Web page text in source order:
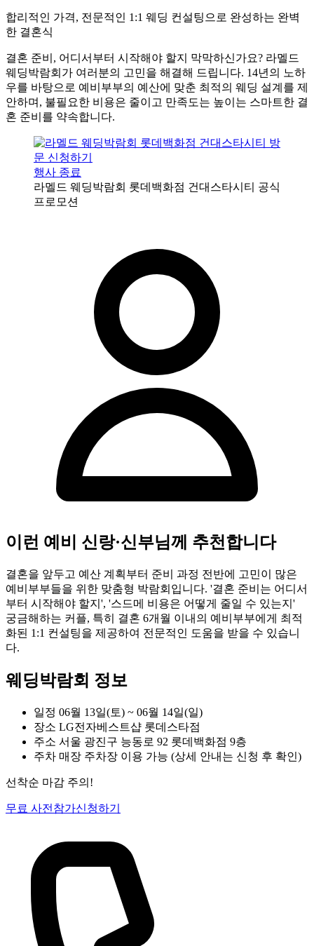
합리적인 가격, 전문적인 1:1 웨딩 컨설팅으로 완성하는 완벽
한 결혼식
결혼 준비, 어디서부터 시작해야 할지 막막하신가요? 라멜드
웨딩박람회가 여러분의 고민을 해결해 드립니다. 14년의 노하
우를 바탕으로 예비부부의 예산에 맞춘 최적의 웨딩 설계를 제
안하며, 불필요한 비용은 줄이고 만족도는 높이는 스마트한 결
혼 준비를 약속합니다.
행사 종료
라멜드 웨딩박람회 롯데백화점 건대스타시티 공식
프로모션
이런 예비 신랑·신부님께 추천합니다
결혼을 앞두고 예산 계획부터 준비 과정 전반에 고민이 많은
예비부부들을 위한 맞춤형 박람회입니다. '결혼 준비는 어디서
부터 시작해야 할지', '스드메 비용은 어떻게 줄일 수 있는지'
궁금해하는 커플, 특히 결혼 6개월 이내의 예비부부에게 최적
화된 1:1 컨설팅을 제공하여 전문적인 도움을 받을 수 있습니
다.
웨딩박람회 정보
일정 06월 13일(토) ~ 06월 14일(일)
장소 LG전자베스트샵 롯데스타점
주소 서울 광진구 능동로 92 롯데백화점 9층
주차 매장 주차장 이용 가능 (상세 안내는 신청 후 확인)
선착순 마감 주의!
무료 사전참가신청하기